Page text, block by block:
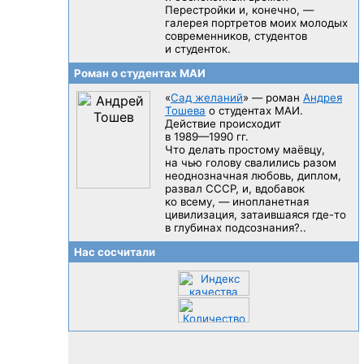
Перестройки и, конечно, —
галерея портретов моих молодых
современников, студентов
и студенток.
Роман о студентах МАИ
«Сад желаний» — роман Андрея
Тошева о студентах МАИ.
Действие происходит
в 1989—1990 гг.
Что делать простому маёвцу,
на чью голову свалились разом
неоднозначная любовь, диплом,
развал CCCP, и, вдобавок
ко всему, — инопланетная
цивилизация, затаившаяся где-то
в глубинах подсознания?..
Нас сосчитали